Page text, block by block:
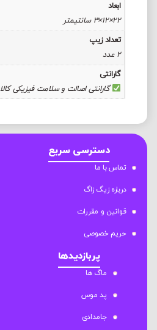
ابعاد
22×12×3 سانتیمتر
تعداد زیپ
2 عدد
گارانتی
گارانتی اصالت و سلامت فیزیکی کالا
دسترسی سریع
تماس با ما
درباره زیگ زاگ
قوانین و مقررات
حریم خصوصی
پربازدیدها
ماگ ها
پد موس
جامدادی